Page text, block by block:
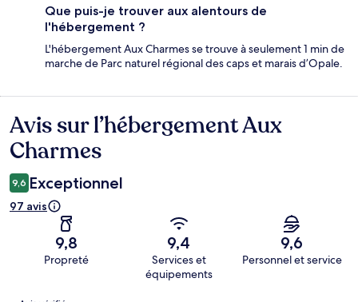
Que puis-je trouver aux alentours de
l'hébergement ?
L'hébergement Aux Charmes se trouve à seulement 1 min de
marche de Parc naturel régional des caps et marais d’Opale.
Avis
Avis sur l’hébergement Aux
Charmes
9,6 Exceptionnel
97 avis
9,8
Propreté
9,4
Services et
équipements
9,6
Personnel et service